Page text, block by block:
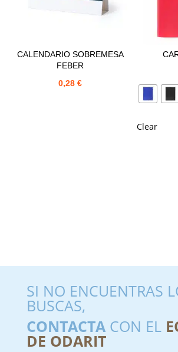
CALENDARIO SOBREMESA
FEBER
0,28€
Clear
SI NO ENCUENTRAS
BUSCAS,
CONTACTACON EL
DE ODARIT